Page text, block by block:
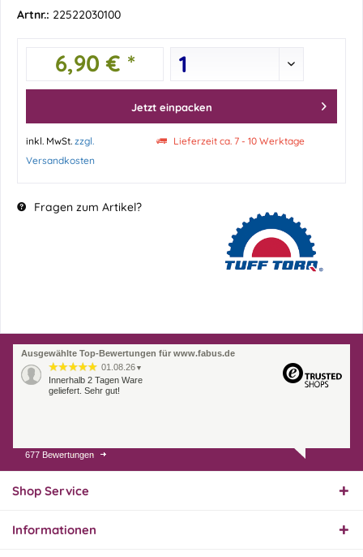
Artnr.: 22522030100
6,90 € *
Jetzt einpacken
inkl. MwSt. zzgl.
Versandkosten
Lieferzeit ca. 7 - 10 Werktage
Fragen zum Artikel?
Ausgewählte Top-Bewertungen für www.fabus.de
01.08.26 ▼
Innerhalb 2 Tagen Ware
geliefert. Sehr gut!
31.07.26
Super schnelle Lieferung,
hervorragend. Gerne
677 Bewertungen
Shop Service
Informationen